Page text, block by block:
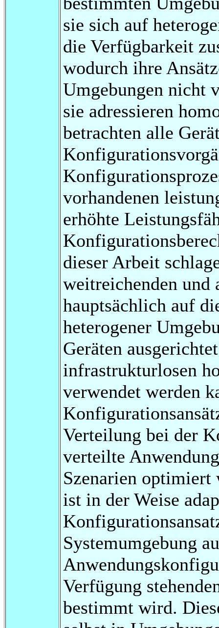
sie sich auf
die Verfügbarkeit
wodurch ihre
Umgebungen nicht
sie adressieren
betrachten alle
vorhandenen
erhöhte
dieser Arbeit
weitreichenden und
hauptsächlich auf
heterogener
Geräten
infrastrukturlosen
verwendet werden
Verteilung bei der
verteilte
Szenarien
ist in der Weise
Systemumgebung
Verfügung
bestimmt wird.